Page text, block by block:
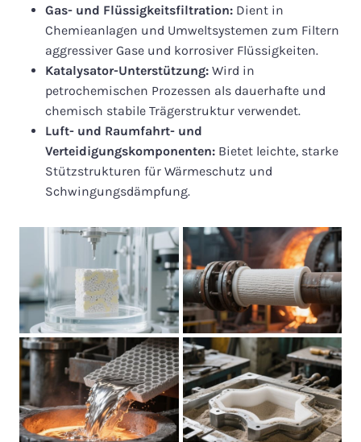
Gas- und Flüssigkeitsfiltration: Dient in
Chemieanlagen und Umweltsystemen zum Filtern
aggressiver Gase und korrosiver Flüssigkeiten.
Katalysator-Unterstützung: Wird in
petrochemischen Prozessen als dauerhafte und
chemisch stabile Trägerstruktur verwendet.
Luft- und Raumfahrt- und
Verteidigungskomponenten: Bietet leichte, starke
Stützstrukturen für Wärmeschutz und
Schwingungsdämpfung.